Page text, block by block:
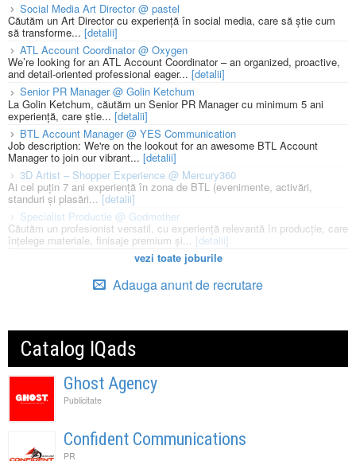
Social Media Art Director @ pastel
Căutăm un Art Director cu experiență în social media, care să știe cum
să transforme... [detalii]
ATL Account Coordinator @ Oxygen
We’re looking for an ATL Account Coordinator – an organized, proactive,
and detail-oriented professional eager... [detalii]
Senior PR Manager @ Golin Ketchum
La Golin Ketchum, căutăm un Senior PR Manager cu minimum 5 ani
experiență, care știe... [detalii]
BTL Account Manager @ YES Communication
Job description: We're on the lookout for an awesome BTL Account
Manager to join our vibrant... [detalii]
3D Artist – Shopper Experience @ Mercury360
Ai cel puțin 7 ani experiență în zona de BTL (evenimente, activări,
standuri și plasări...[detalii]
Specialist Productie @ Godmother
Căutăm un profesionist versatil, cu experiență relevantă în producție, care
înțelege materiale, finisaje premium și... [detalii]
vezi toate joburile
Adauga anunt de recrutare
Catalog IQads
Ghost Agency
Publicitate
Confident Communications
PR